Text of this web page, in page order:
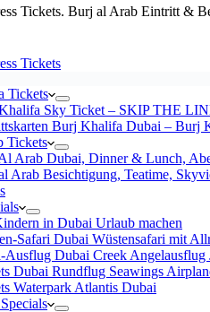
Tickets. Burj al Arab Eintritt &
Tickets
Tickets
Sky Ticket – SKIP THE
Burj Khalifa Dubai – Burj
Tickets
Arab Dubai, Dinner & Lunch,
Arab Besichtigung, Teatime,
in Dubai Urlaub machen
Safari Dubai Wüstensafari mit
Ausflug Dubai Creek
Dubai Rundflug Seawings
Waterpark Atlantis Dubai